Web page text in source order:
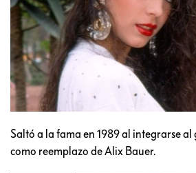
Saltó a la fama en 1989 al integrarse
como reemplazo de Alix Bauer.